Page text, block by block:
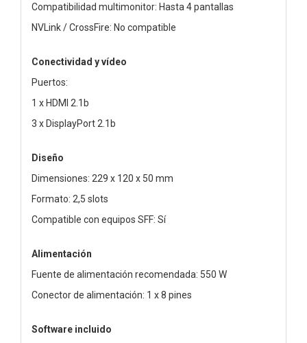
Compatibilidad multimonitor: Hasta 4 pantallas
NVLink / CrossFire: No compatible
Conectividad y vídeo
Puertos:
1 x HDMI 2.1b
3 x DisplayPort 2.1b
Diseño
Dimensiones: 229 x 120 x 50 mm
Formato: 2,5 slots
Compatible con equipos SFF: Sí
Alimentación
Fuente de alimentación recomendada: 550 W
Conector de alimentación: 1 x 8 pines
Software incluido